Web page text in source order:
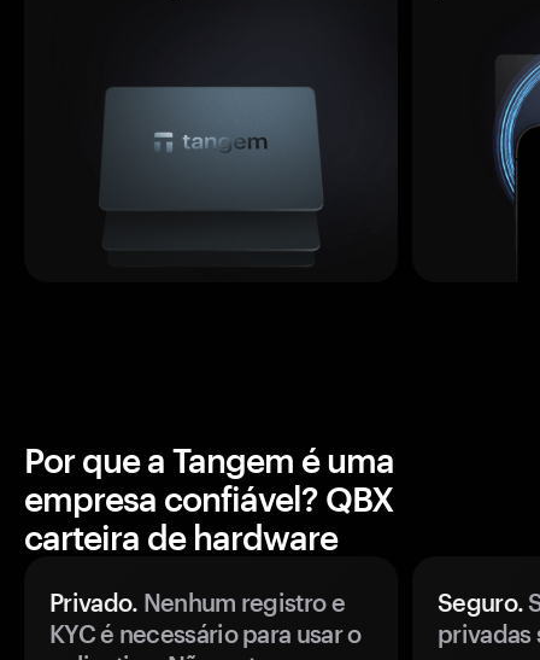
Por que a Tangem é uma
empresa confiável? QBX
carteira de hardware
Privado. Nenhum registro e
KYC é necessário para usar o
Seguro.
privadas